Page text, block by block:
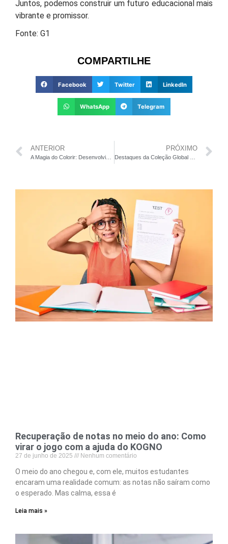
Juntos, podemos construir um futuro educacional mais
vibrante e promissor.
Fonte: G1
COMPARTILHE
Facebook Twitter LinkedIn
WhatsApp Telegram
ANTERIOR PRÓXIMO
Recuperação de notas no meio do ano: Como
virar o jogo com a ajuda do KOGNO
27 de junho de 2025 Nenhum comentário
O meio do ano chegou e, com ele, muitos estudantes
encaram uma realidade comum: as notas não saíram como
o esperado. Mas calma, essa é
Leia mais »